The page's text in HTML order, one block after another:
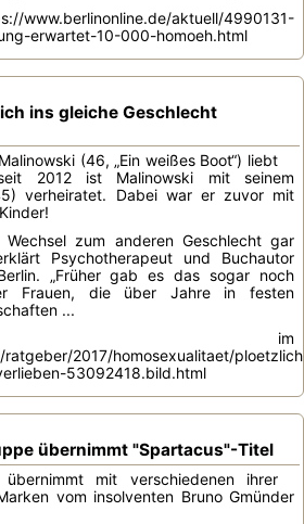
aktuell/4990131-
erwartet-10-000-homoeh.html
ins gleiche Geschlecht
(46, „Ein weißes Boot“) liebt
2012 ist Malinowski mit seinem
verheiratet. Dabei war er zuvor mit
zum anderen Geschlecht gar
Psychotherapeut und Buchautor
„Früher gab es das sogar noch
Frauen, die über Jahre in festen
...
im
2017/homosexualitaet/
53092418.bild.html
übernimmt "Spartacus"-Titel
mit verschiedenen ihrer
vom insolventen Bruno Gmünder